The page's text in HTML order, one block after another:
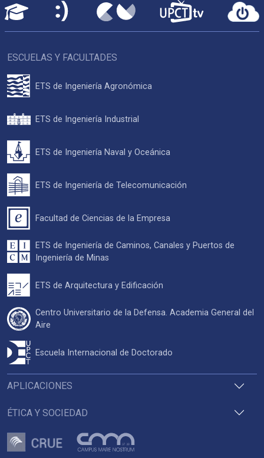
APLICACIONES
ÉTICA Y SOCIEDAD
ESCUELAS Y FACULTADES
ETS de Ingeniería Agronómica
ETS de Ingeniería Industrial
ETS de Ingeniería Naval y Oceánica
ETS de Ingeniería de Telecomunicación
Facultad de Ciencias de la Empresa
ETS de Ingeniería de Caminos, Canales y Puertos de
Ingeniería de Minas
ETS de Arquitectura y Edificación
Centro Universitario de la Defensa. Academia General del
Aire
Escuela Internacional de Doctorado